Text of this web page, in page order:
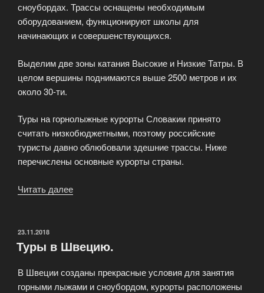
сноубордах. Трассы оснащены необходимым
оборудованием, функционируют школы для
начинающих и совершенствующихся.
Выделим две зоны катания Высокие и Низкие Татры. В
целом вершины поднимаются выше 2500 метров и их
около 30-ти.
Туры на горнолыжные курорты Словакии принято
считать низкобюджетными, поэтому российские
туристы давно облюбовали здешние трассы. Ниже
перечислены основные курорты страны.
Читать далее
Словакии»
ОПУБЛИКОВАНО
23.11.2018
Туры в Швецию.
В Швеции созданы прекрасные условия для занятия
горными лыжами и сноубордом, курорты расположены